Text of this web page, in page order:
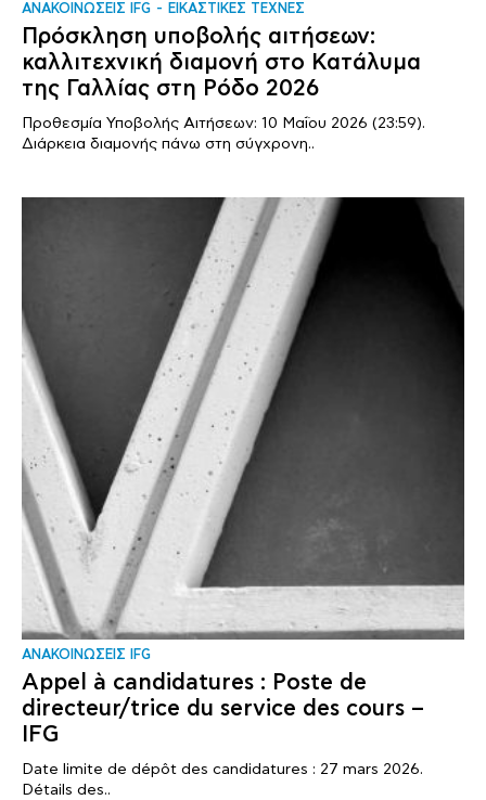
ΑΝΑΚΟΙΝΩΣΕΙΣ IFG ΕΙΚΑΣΤΙΚΕΣ ΤΕΧΝΕΣ
Πρόσκληση υποβολής αιτήσεων:
καλλιτεχνική διαμονή στο Κατάλυμα
της Γαλλίας στη Ρόδο 2026
Προθεσμία Υποβολής Αιτήσεων: 10 Μαΐου 2026 (23:59).
Διάρκεια διαμονής πάνω στη σύγχρονη..
ΑΝΑΚΟΙΝΩΣΕΙΣ IFG
Appel à candidatures : Poste de
directeur/trice du service des cours –
IFG
Date limite de dépôt des candidatures : 27 mars 2026.
Détails des..